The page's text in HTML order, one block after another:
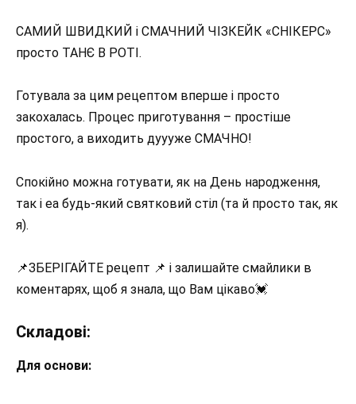
САМИЙ ШВИДКИЙ і СМАЧНИЙ ЧІЗКЕЙК «СНІКЕРС»
просто ТАНЄ В РОТІ.
Готувала за цим рецептом вперше і просто
закохалась. Процес приготування – простіше
простого, а виходить дуууже СМАЧНО!
Спокійно можна готувати, як на День народження,
так і еа будь-який святковий стіл (та й просто так, як
я).
📌ЗБЕРІГАЙТЕ рецепт 📌 і залишайте смайлики в
коментарях, щоб я знала, що Вам цікаво💓
Складові:
Для основи: